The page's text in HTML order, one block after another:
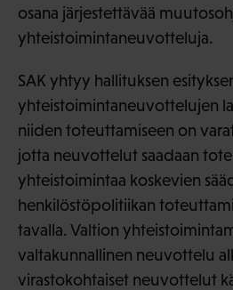
osana järjestettävää
yhteistoimintaneuvotteluja.
SAK yhtyy hallituksen
yhteistoimintaneuvottelujen
niiden toteuttamiseen on
jotta neuvottelut saadaan
yhteistoimintaa koskevien
henkilöstöpolitiikan
tavalla. Valtion
valtakunnallinen neuvottelu
virastokohtaiset neuvottelut